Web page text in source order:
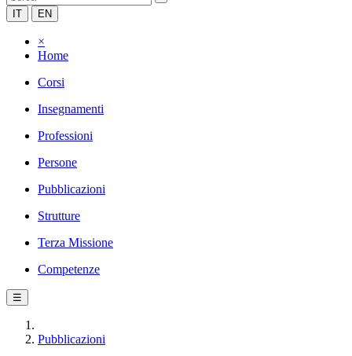
IT EN
×
Home
Corsi
Insegnamenti
Professioni
Persone
Pubblicazioni
Strutture
Terza Missione
Competenze
☰
Pubblicazioni